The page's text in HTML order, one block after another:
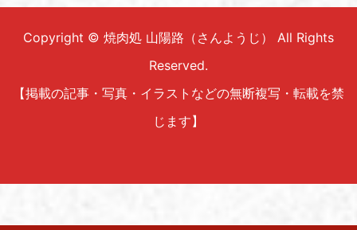
Copyright © 焼肉処 山陽路（さんようじ） All Rights
Reserved.
【掲載の記事・写真・イラストなどの無断複写・転載を禁
じます】